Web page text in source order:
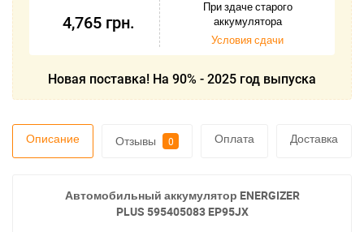
4,765 грн.
При здаче старого
аккумулятора
Условия сдачи
Новая поставка! На 90% - 2025 год выпуска
Описание Отзывы 0 Оплата Доставка
Автомобильный аккумулятор ENERGIZER
PLUS 595405083 EP95JX